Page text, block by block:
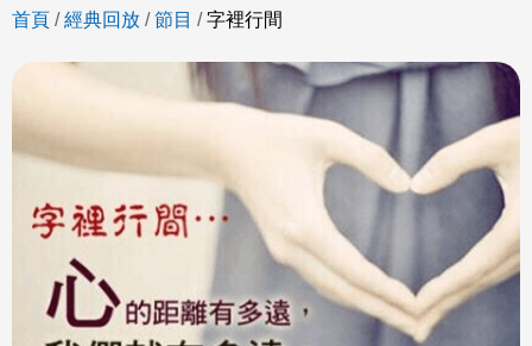
首頁 /經典回放 /節目 /字裡行間